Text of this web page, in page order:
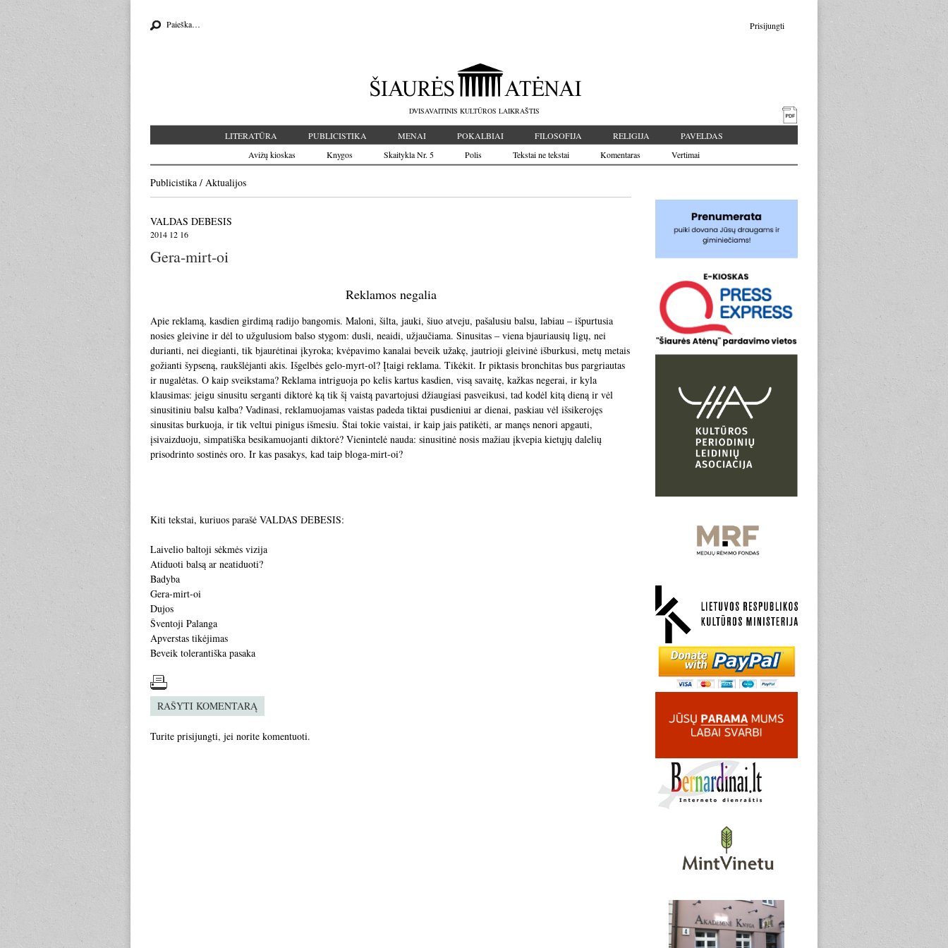
Prisijungti
Search for:
DVISAVAITINIS KULTŪROS LAIKRAŠTIS
LITERATŪRA PUBLICISTIKA MENAI POKALBIAI FILOSOFIJA RELIGIJA
PAVELDAS
Avižų kioskas
Knygos Skaitykla Nr. 5 Polis Tekstai ne tekstai Komentaras Vertimai
Publicistika / Aktualijos
VALDAS DEBESIS
2014 12 16
Gera-mirt-oi
Reklamos negalia
Apie reklamą, kasdien girdimą radijo bangomis. Maloni, šilta, jauki, šiuo atveju, pašalusiu balsu, labiau – išpurtusia
nosies gleivine ir dėl to užgulusiom balso stygom: dusli, neaidi, užjaučiama. Sinusitas – viena bjauriausių ligų, nei
durianti, nei diegianti, tik bjaurėtinai įkyroka; kvėpavimo kanalai beveik užakę, jautrioji gleivinė išburkusi, metų metais
gožianti šypseną, raukšlėjanti akis. Išgelbės gelo-myrt-ol? Įtaigi reklama. Tikėkit. Ir piktasis bronchitas bus pargriautas
ir nugalėtas. O kaip sveikstama? Reklama intriguoja po kelis kartus kasdien, visą savaitę, kažkas negerai, ir kyla
klausimas: jeigu sinusitu serganti diktorė ką tik šį vaistą pavartojusi džiaugiasi pasveikusi, tad kodėl kitą dieną ir vėl
sinusitiniu balsu kalba? Vadinasi, reklamuojamas vaistas padeda tiktai pusdieniui ar dienai, paskiau vėl išsikerojęs
sinusitas burkuoja, ir tik veltui pinigus išmesiu. Štai tokie vaistai, ir kaip jais patikėti, ar manęs nenori apgauti,
įsivaizduoju, simpatiška besikamuojanti diktorė? Vienintelė nauda: sinusitinė nosis mažiau įkvepia kietųjų dalelių
prisodrinto sostinės oro. Ir kas pasakys, kad taip bloga-mirt-oi?
Kiti tekstai, kuriuos parašė VALDAS DEBESIS:
Laivelio baltoji sėkmės vizija
Atiduoti balsą ar neatiduoti?
Badyba
Gera-mirt-oi
Dujos
Šventoji Palanga
Apverstas tikėjimas
Beveik tolerantiška pasaka
RAŠYTI KOMENTARĄ
Turite prisijungti, jei norite komentuoti.